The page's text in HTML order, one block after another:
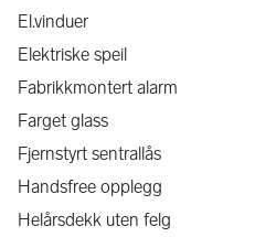
El.vinduer
Elektriske speil
Fabrikkmontert alarm
Farget glass
Fjernstyrt sentrallås
Handsfree opplegg
Helårsdekk uten felg